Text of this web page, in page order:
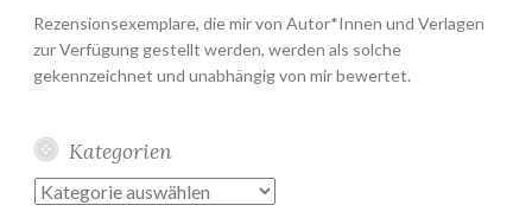
Rezensionsexemplare, die mir von Autor*Innen und Verlagen
zur Verfügung gestellt werden, werden als solche
gekennzeichnet und unabhängig von mir bewertet.
Kategorien
Kategorien